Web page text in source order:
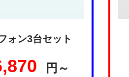
ォン3台セット
円～